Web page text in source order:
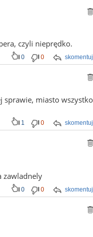
czyli nieprędko.
skomentuj
0 0
sprawie, miasto wszystko
skomentuj
1 0
zawladnely
skomentuj
0 0